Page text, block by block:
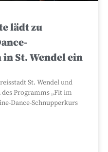
lädt zu
St. Wendel ein
St. Wendel und
Programms „Fit im
Dance-Schnupperkurs